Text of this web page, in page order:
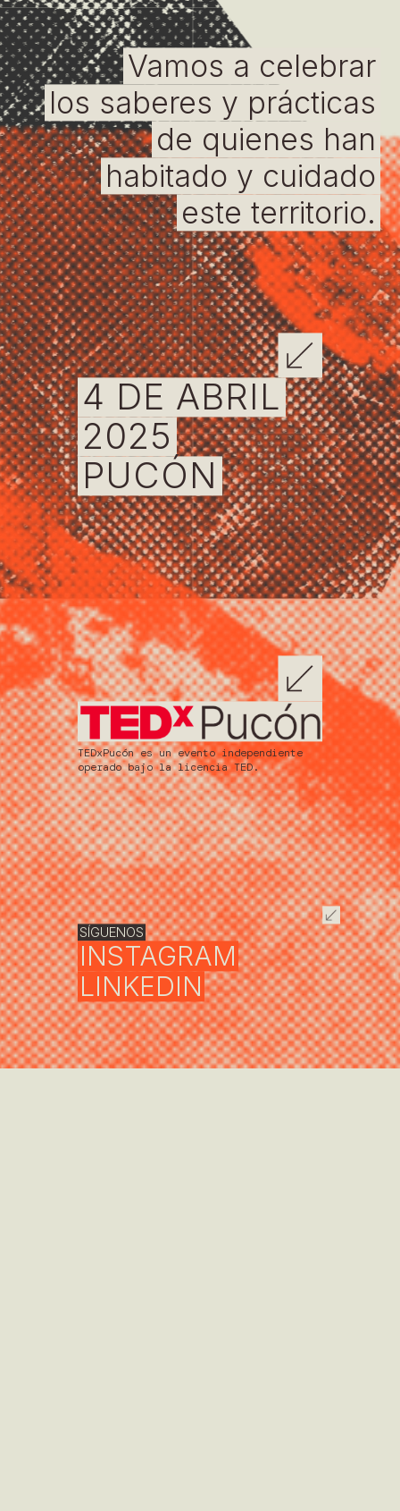
Vamos a celebrar
los saberes y prácticas
de quienes han
habitado y cuidado
este territorio.
4 DE ABRIL
2025
PUCÓN
TEDxPucón es un evento independiente
operado bajo la licencia TED.
SÍGUENOS
INSTAGRAM
LINKEDIN